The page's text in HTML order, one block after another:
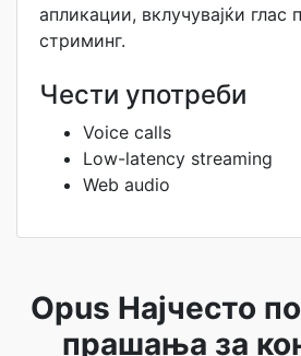
апликации, вклучувајќи глас
стриминг.
Чести употреби
Voice calls
Low-latency streaming
Web audio
Opus Најчесто
прашања за